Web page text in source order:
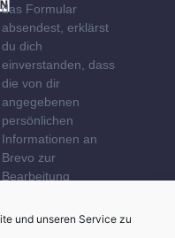
und unseren Service zu
das Formular
absendest, erklärst
du dich
einverstanden, dass
die von dir
angegebenen
persönlichen
Informationen an
Brevo zur
Bearbeitung
gemäß den